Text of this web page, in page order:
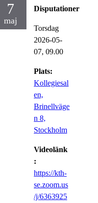
7
maj
Disputationer
Torsdag
2026-05-
07, 09.00
Plats:
Kollegiesal
en,
Brinellväge
n 8,
Stockholm
Videolänk
:
https://kth-
se.zoom.us
/j/6363925